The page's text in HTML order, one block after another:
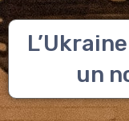
un